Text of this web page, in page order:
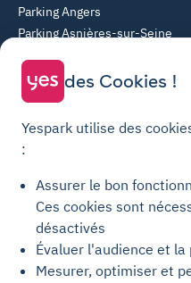
Parking Angers
Parking Asnières-sur-Seine
Parking Courbevoie
Parking Metz
Yespark SAS, titulaire de la carte
les mentions "Gestion
Conditions
Conditions
des Cookies !
Yespark utilise des
:
Assurer le bon
Ces cookies sont
désactivés
Évaluer l'audience et
Mesurer, optimiser et